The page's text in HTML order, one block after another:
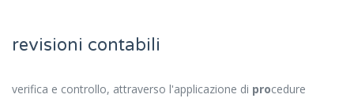
revisioni contabili
verifica e controllo, attraverso l'applicazione di procedure